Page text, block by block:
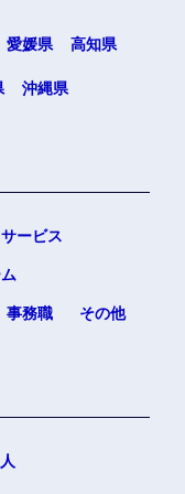
愛媛県 高知県
沖縄県
サービス
事務職 その他